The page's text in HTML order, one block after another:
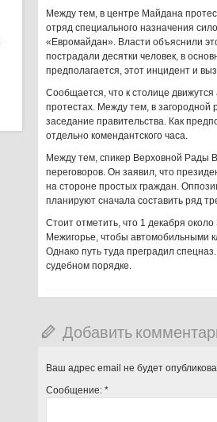
Между тем, в центре Майдана
отряд специального назначения
«Евромайдан». Власти объяснили
пострадали десятки человек, в
предполагается, этот инцидент и
Сообщается, что к столице
протестах. Между тем, в загородной
заседание правительства. Как
отдельно комендантского часа.
Между тем, спикер Верховной Рады
переговоров. Он заявил, что
на стороне простых граждан.
планируют сначала составить ряд
Стоит отметить, что 1 декабря
Межигорье, чтобы автомобильными
Однако путь туда преградил
судебном порядке.
Добавить
Ваш адрес email не будет
Сообщение: *